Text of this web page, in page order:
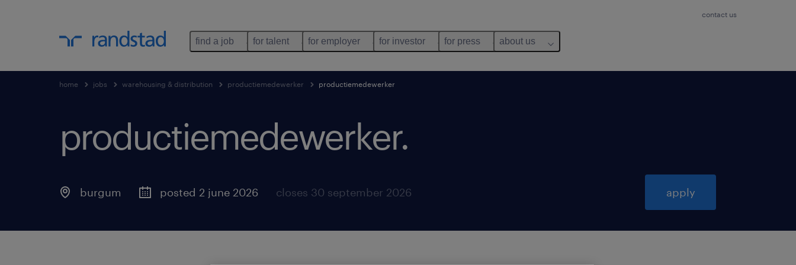
contact us
find a job for talent for employer for investor for press about us
home jobs warehousing & distribution productiemedewerker productiemedewerker
productiemedewerker.
burgum posted 2 june 2026 closes 30 september 2026 apply